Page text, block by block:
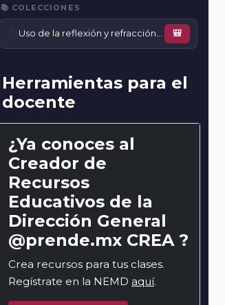
📚 COLECCIONES
Uso de la reflexión y refracción de la luz en instrumentos 🎒
Herramientas para el
docente
¿Ya conoces al
Creador de
Recursos
Educativos de la
Dirección General
@prende.mx CREA ?
Crea recursos para tus clases.
Regístrate en la NEMD aquí.